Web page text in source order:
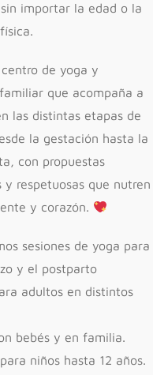
importar la edad o la
de yoga y
que acompaña a
las distintas etapas de
la gestación hasta la
con propuestas
y respetuosas que nutren
y corazón.
sesiones de yoga para
y el postparto
adultos en distintos
bebés y en familia.
niños hasta 12 años.